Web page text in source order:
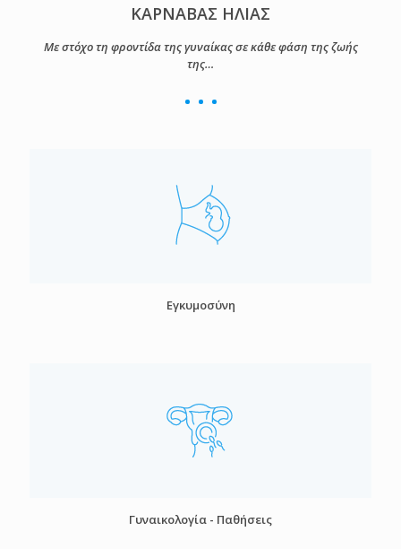
ΚΑΡΝΑΒΑΣ ΗΛΙΑΣ
Με στόχο τη φροντίδα της γυναίκας σε κάθε φάση της ζωής
της…
Εγκυμοσύνη
Γυναικολογία - Παθήσεις